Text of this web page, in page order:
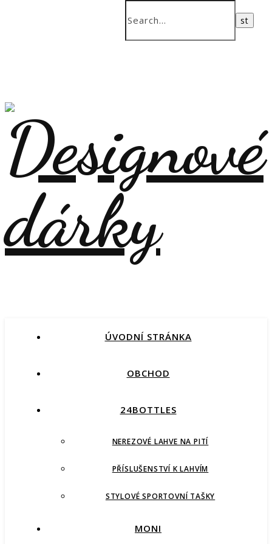
ÚVODNÍ STRÁNKA
OBCHOD
24BOTTLES
NEREZOVÉ LAHVE NA PITÍ
PŘÍSLUŠENSTVÍ K LAHVÍM
STYLOVÉ SPORTOVNÍ TAŠKY
MONI